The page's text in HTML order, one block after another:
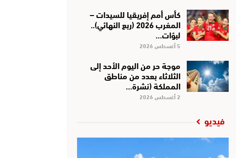
كأس أمم إفريقيا للسيدات –
المغرب 2026 (ربع النهائي)..
لبؤات…
5 أغسطس 2026
موجة حر من اليوم الأحد إلى
الثلاثاء بعدد من مناطق
المملكة (نشرة…
2 أغسطس 2026
فيديو